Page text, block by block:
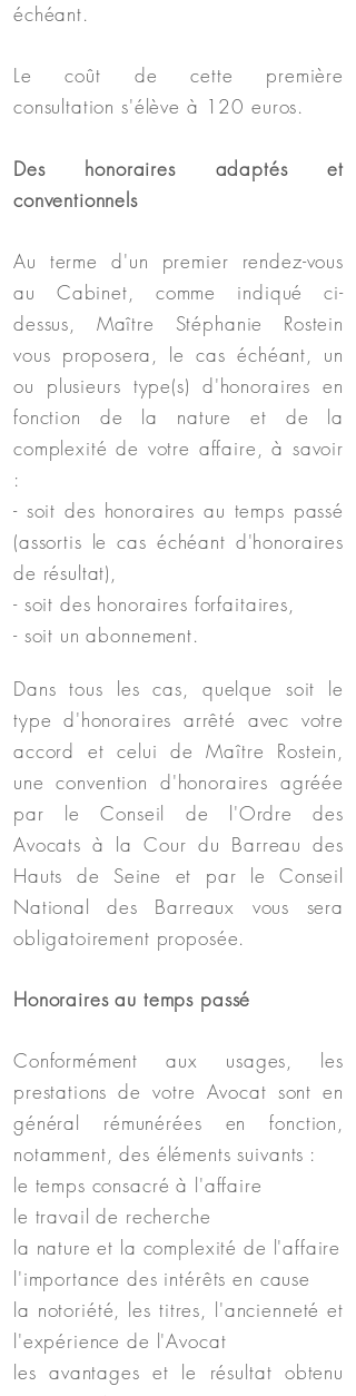
échéant.
Le coût de cette première
consultation s'élève à 120 euros.
Des honoraires adaptés et
conventionnels
Au terme d'un premier rendez-vous
au Cabinet, comme indiqué ci-
dessus, Maître Stéphanie Rostein
vous proposera, le cas échéant, un
ou plusieurs type(s) d'honoraires en
fonction de la nature et de la
complexité de votre affaire, à savoir
:
- soit des honoraires au temps passé
(assortis le cas échéant d'honoraires
de résultat),
- soit des honoraires forfaitaires,
- soit un abonnement.
Dans tous les cas, quelque soit le
type d'honoraires arrêté avec votre
accord et celui de Maître Rostein,
une convention d'honoraires agréée
par le Conseil de l'Ordre des
Avocats à la Cour du Barreau des
Hauts de Seine et par le Conseil
National des Barreaux vous sera
obligatoirement proposée.
Honoraires au temps passé
Conformément aux usages, les
prestations de votre Avocat sont en
général rémunérées en fonction,
notamment, des éléments suivants :
le temps consacré à l'affaire
le travail de recherche
la nature et la complexité de l'affaire
l'importance des intérêts en cause
la notoriété, les titres, l'ancienneté et
l'expérience de l'Avocat
les avantages et le résultat obtenu